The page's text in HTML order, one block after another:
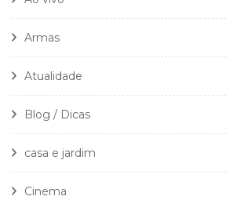
Armas
Atualidade
Blog / Dicas
casa e jardim
Cinema